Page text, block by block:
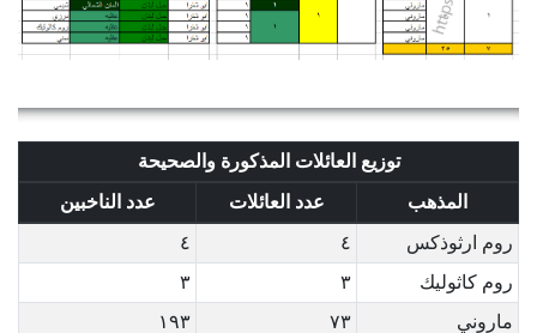
توزيع العائلات المذكورة والصحيحة
المذهب
عدد العائلات
عدد الناخبين
روم ارثوذكس
٤
٤
روم كاثوليك
٣
٣
ماروني
٧٣
١٩٣